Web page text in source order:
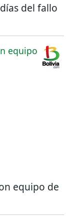
del fallo
equipo de